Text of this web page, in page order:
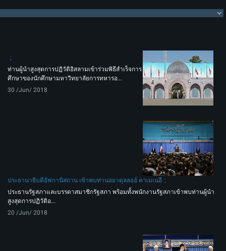
ท่านผู้นำสูงสุดการปฏิวัติอิสลามเข้าร่วมพิธีสำเร็จการ
ศึกษาของนักศึกษามหาวิทยาลัยการทหารอ...
30 /Jun/ 2018
ประธานาธิบดีอัฟกานิสถาน เข้าพบท่านอยาตุลลอฮ์ คาเมเนอี
ประธานรัฐสภาและบรรดาสมาชิกรัฐสภา พร้อมทั้งพนักงานรัฐสภาเข้าพบท่านผู้นำ
สูงสุดการปฏิวัติอ...
20 /Jun/ 2018